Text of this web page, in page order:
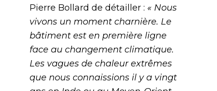
Pierre Bollard de détailler : « Nous
vivons un moment charnière. Le
bâtiment est en première ligne
face au changement climatique.
Les vagues de chaleur extrêmes
que nous connaissions il y a vingt